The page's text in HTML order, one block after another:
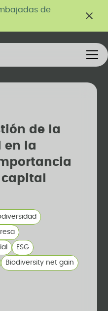
de
de la
en la
ESG
Biodiversity net gain